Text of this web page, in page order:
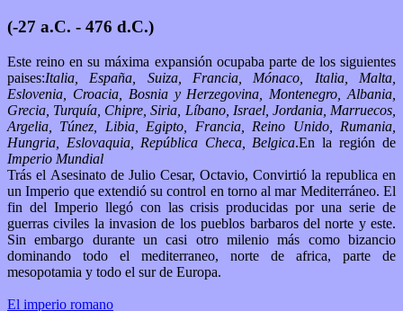
(-27 a.C. - 476 d.C.)
Este reino en su máxima expansión ocupaba parte de los siguientes
paises:Italia, España, Suiza, Francia, Mónaco, Italia, Malta,
Eslovenia, Croacia, Bosnia y Herzegovina, Montenegro, Albania,
Grecia, Turquía, Chipre, Siria, Líbano, Israel, Jordania, Marruecos,
Argelia, Túnez, Libia, Egipto, Francia, Reino Unido, Rumania,
Hungria, Eslovaquia, República Checa, Belgica.En la región de
Imperio Mundial
Trás el Asesinato de Julio Cesar, Octavio, Convirtió la republica en
un Imperio que extendió su control en torno al mar Mediterráneo. El
fin del Imperio llegó con las crisis producidas por una serie de
guerras civiles la invasion de los pueblos barbaros del norte y este.
Sin embargo durante un casi otro milenio más como bizancio
dominando todo el mediterraneo, norte de africa, parte de
mesopotamia y todo el sur de Europa.
El imperio romano